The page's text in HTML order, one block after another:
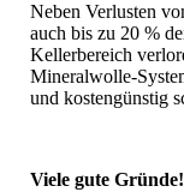
Neben Verlusten
auch bis zu 20 %
Kellerbereich
Mineralwolle-
und kostengünstig
Viele gute Gründe!